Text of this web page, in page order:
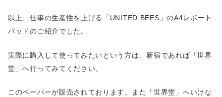
以上、仕事の生産性を上げる「UNITED BEES」のA4レポート
パッドのご紹介でした。
実際に購入して使ってみたいという方は、新宿であれば「世界
堂」へ行ってみてください。
このペーパーが販売されております。また「世界堂」へいけな